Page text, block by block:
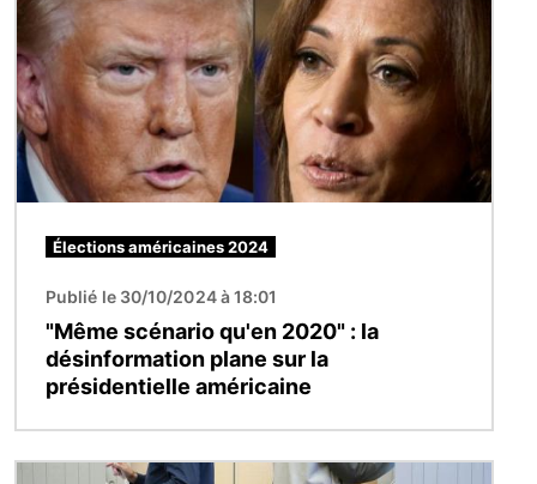
Élections américaines 2024
Publié le 30/10/2024 à 18:01
"Même scénario qu'en 2020" : la
désinformation plane sur la
présidentielle américaine